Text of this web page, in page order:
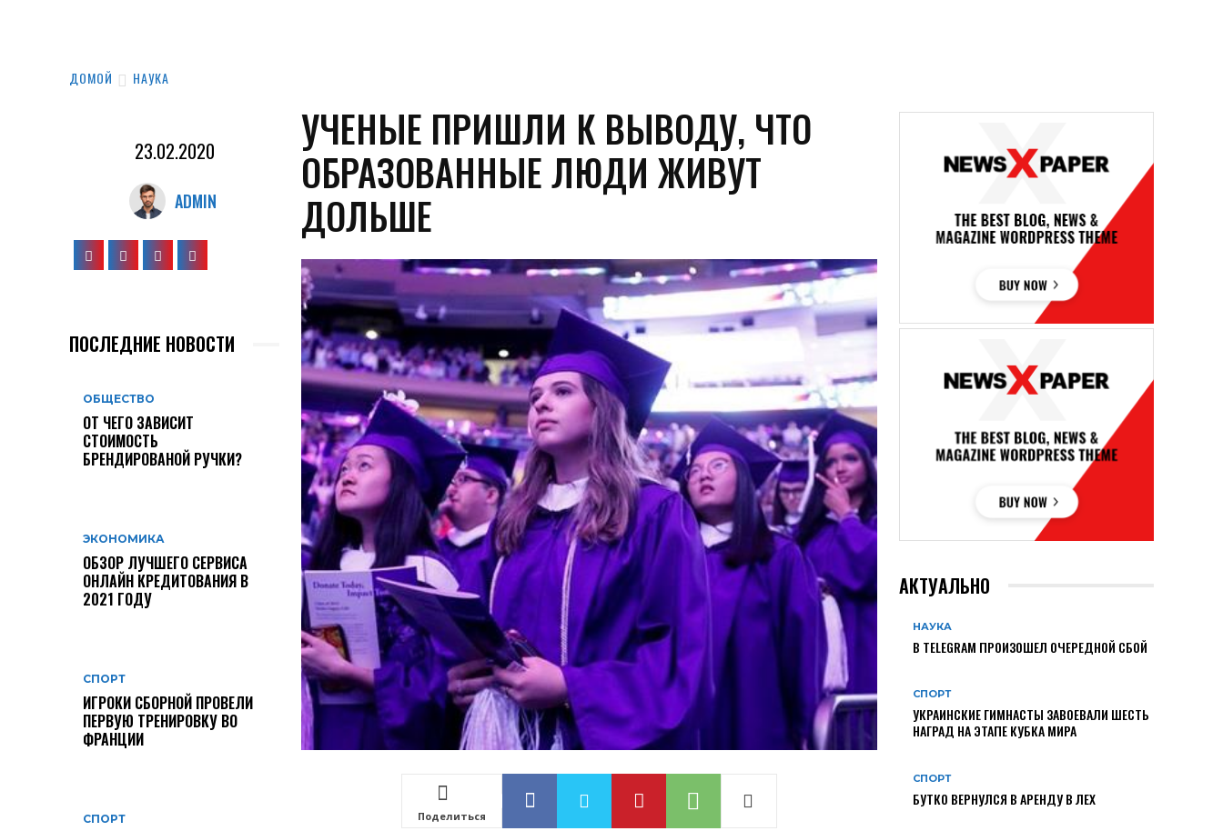
ДОМОЙ НАУКА
23.02.2020
ADMIN
ПОСЛЕДНИЕ НОВОСТИ
ОБЩЕСТВО
ОТ ЧЕГО ЗАВИСИТ
СТОИМОСТЬ
БРЕНДИРОВАНОЙ РУЧКИ?
ЭКОНОМИКА
ОБЗОР ЛУЧШЕГО СЕРВИСА
ОНЛАЙН КРЕДИТОВАНИЯ В
2021 ГОДУ
СПОРТ
ИГРОКИ СБОРНОЙ ПРОВЕЛИ
ПЕРВУЮ ТРЕНИРОВКУ ВО
ФРАНЦИИ
СПОРТ
УЧЕНЫЕ ПРИШЛИ К ВЫВОДУ, ЧТО
ОБРАЗОВАННЫЕ ЛЮДИ ЖИВУТ
ДОЛЬШЕ
Поделиться
АКТУАЛЬНО
НАУКА
В TELEGRAM ПРОИЗОШЕЛ ОЧЕРЕДНОЙ СБОЙ
СПОРТ
УКРАИНСКИЕ ГИМНАСТЫ ЗАВОЕВАЛИ ШЕСТЬ
НАГРАД НА ЭТАПЕ КУБКА МИРА
СПОРТ
БУТКО ВЕРНУЛСЯ В АРЕНДУ В ЛЕХ